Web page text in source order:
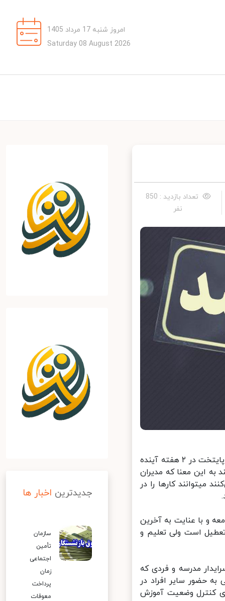
امروز شنبه 17 مرداد 1405
Saturday 08 August 2026
تعداد بازدید : 850
نفر
مسعود ثقفی سخنگوی آموزش و پرورش شهر تهران از تعطیلی تمام مدارس پایتخت در ۲ هفته آینده
تعطیل هستند به این معنا که مدیران
میتوانند کارها را در
و با عنایت به آخرین
است ولی تعلیم و
مدرسه و فردی که
حضور سایر افراد در
کنترل وضعیت آموزش
جدیدترین اخبار ها
سازمان
تأمین
اجتماعی
زمان
پرداخت
معوقات